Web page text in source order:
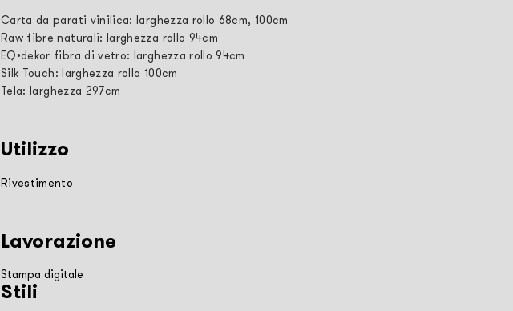
Carta da parati vinilica: larghezza rollo 68cm, 100cm
Raw fibre naturali: larghezza rollo 94cm
EQ•dekor fibra di vetro: larghezza rollo 94cm
Silk Touch: larghezza rollo 100cm
Tela: larghezza 297cm
Utilizzo
Rivestimento
Lavorazione
Stampa digitale
Stili